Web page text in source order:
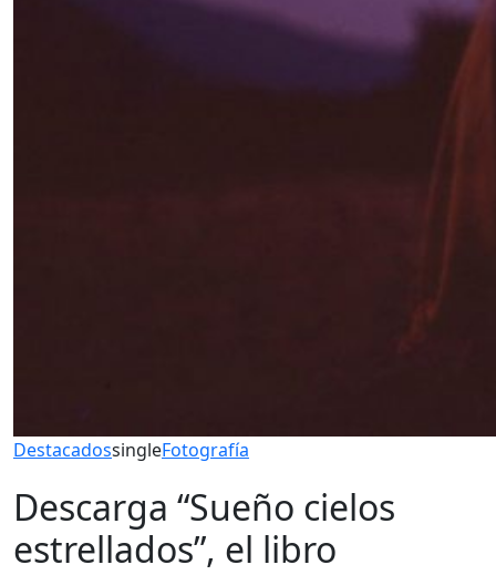
DestacadossingleFotografía
Descarga “Sueño cielos
estrellados”, el libro